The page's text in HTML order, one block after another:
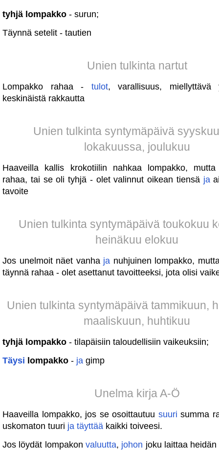
tyhjä lompakko - surun;
Täynnä setelit - tautien
Unien tulkinta nartut
Lompakko rahaa - tulot, varallisuus,
keskinäistä rakkautta
Unien tulkinta syntymäpäivä
lokakuussa, joulukuu
Haaveilla kallis krokotiilin nahkaa lompakko,
rahaa, tai se oli tyhjä - olet valinnut oikean tiensä ja
tavoite
Unien tulkinta syntymäpäivä toukokuu
heinäkuu elokuu
Jos unelmoit näet vanha ja nuhjuinen lompakko,
täynnä rahaa - olet asettanut tavoitteeksi, jota olisi
Unien tulkinta syntymäpäivä tammikuun,
maaliskuun, huhtikuu
tyhjä lompakko - tilapäisiin taloudellisiin vaikeuksiin;
Täysi lompakko - ja gimp
Unelma kirja A-Ö
Haaveilla lompakko, jos se osoittautuu suuri summa
uskomaton tuuri ja täyttää kaikki toiveesi.
Jos löydät lompakon valuutta, johon joku laittaa